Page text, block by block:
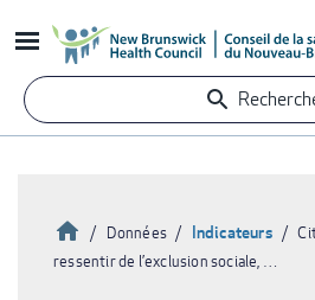
au
contenu
principal
Accueil
Données Indicateurs
ressentir de l’exclusion sociale, …